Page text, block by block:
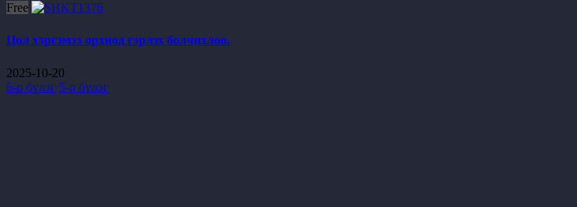
Free
Цол хэргэмээ орхиод гэрлэх болчихлоо.
2025-10-20
6-р бүлэг 5-р бүлэг